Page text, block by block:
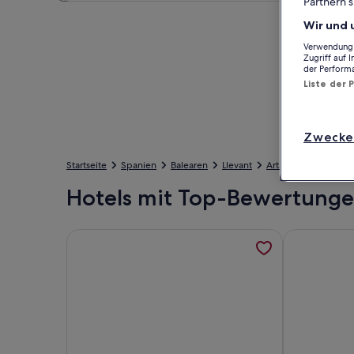
Startseite Spanien Balearen Llevant Artà
Hotels mit Top-
Weitere Informationen zu Wohnung Strandnähe
Weitere
Wir und
Zugriff auf
der
Liste der